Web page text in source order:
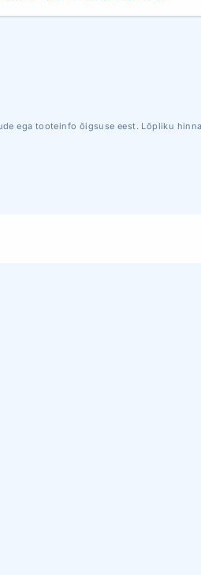
ega tooteinfo õigsuse eest. Lõpliku